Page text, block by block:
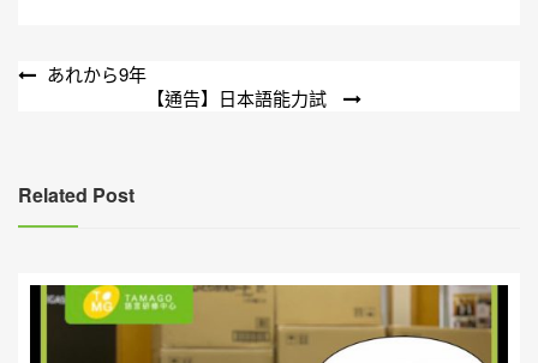
文
覽
あれから9年
【通告】日本語能力試
Related Post